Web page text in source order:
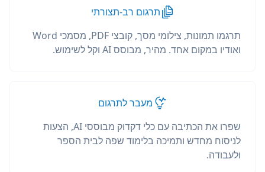
תרגום רב-תצורתי
תרגמו תמונות, צילומי מסך, קובצי PDF, מסמכי Word
ואודיו במקום אחד. מהיר, מבוסס AI וקל לשימוש.
מעבר לתרגום
שפרו את הכתיבה עם כלי דקדוק מבוססי AI, הצעות
לניסוח מחדש ותמיכה בלימוד שפה לבית הספר
ולעבודה.